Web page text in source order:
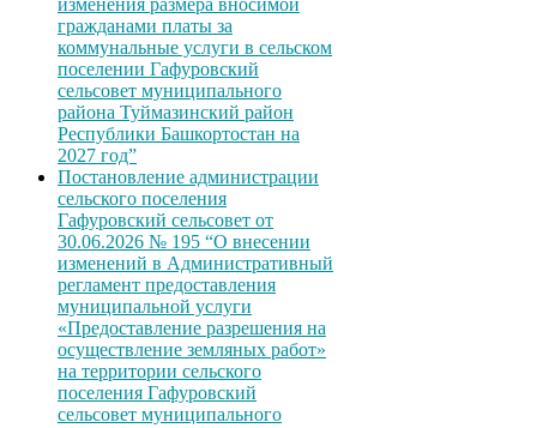
гражданами платы за
коммунальные услуги в сельском
поселении Гафуровский
сельсовет муниципального
района Туймазинский район
Республики Башкортостан на
2027 год”
Постановление администрации
сельского поселения
Гафуровский сельсовет от
30.06.2026 № 195 “О внесении
изменений в Административный
регламент предоставления
муниципальной услуги
«Предоставление разрешения на
осуществление земляных работ»
на территории сельского
поселения Гафуровский
сельсовет муниципального